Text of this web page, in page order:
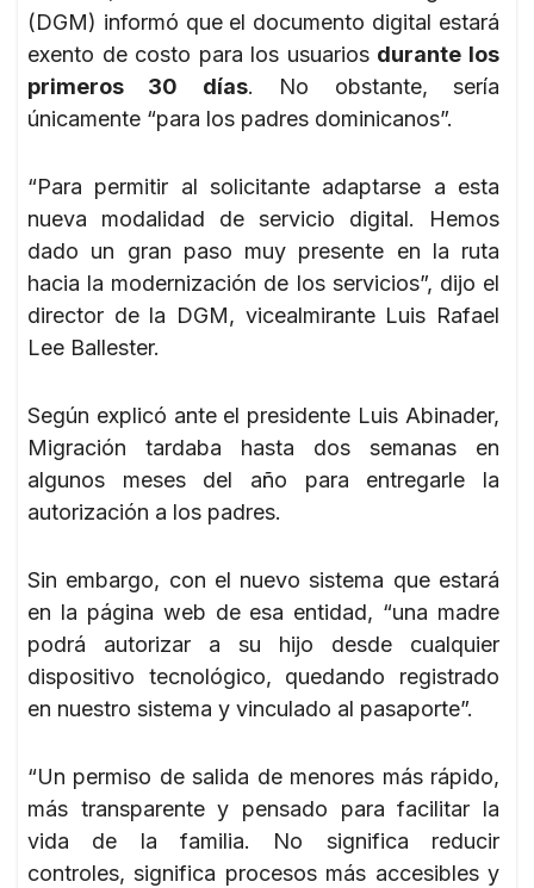
(DGM) informó que el documento digital estará
exento de costo para los usuarios durante los
primeros 30 días. No obstante, sería
únicamente “para los padres dominicanos”.
“Para permitir al solicitante adaptarse a esta
nueva modalidad de servicio digital. Hemos
dado un gran paso muy presente en la ruta
hacia la modernización de los servicios”, dijo el
director de la DGM, vicealmirante Luis Rafael
Lee Ballester.
Según explicó ante el presidente Luis Abinader,
Migración tardaba hasta dos semanas en
algunos meses del año para entregarle la
autorización a los padres.
Sin embargo, con el nuevo sistema que estará
en la página web de esa entidad, “una madre
podrá autorizar a su hijo desde cualquier
dispositivo tecnológico, quedando registrado
en nuestro sistema y vinculado al pasaporte”.
“Un permiso de salida de menores más rápido,
más transparente y pensado para facilitar la
vida de la familia. No significa reducir
controles, significa procesos más accesibles y